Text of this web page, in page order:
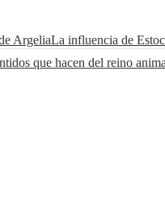
ArgeliaLa influencia de
que hacen del reino